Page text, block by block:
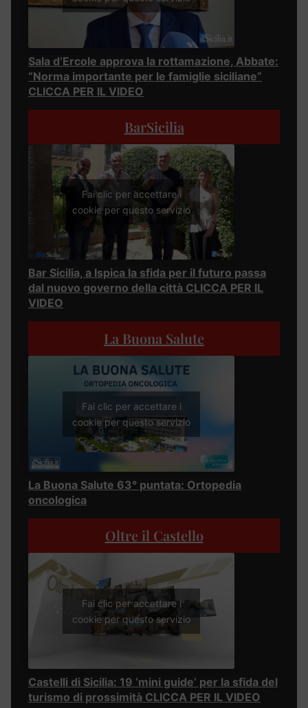
Sala d’Ercole approva la rottamazione, Abbate:
“Norma importante per le famiglie siciliane”
CLICCA PER IL VIDEO
BarSicilia
Fai clic per accettare i
cookie per questo servizio
Bar Sicilia, a Ispica la sfida per il futuro passa
dal nuovo governo della città CLICCA PER IL
VIDEO
La Buona Salute
Fai clic per accettare i
cookie per questo servizio
La Buona Salute 63° puntata: Ortopedia
oncologica
Oltre il Castello
Fai clic per accettare i
cookie per questo servizio
Castelli di Sicilia: 19 ‘mini guide’ per la sfida del
turismo di prossimità CLICCA PER IL VIDEO